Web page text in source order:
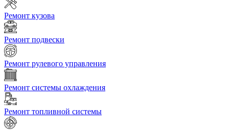
Ремонт кузова
Ремонт подвески
Ремонт рулевого управления
Ремонт системы охлаждения
Ремонт топливной системы